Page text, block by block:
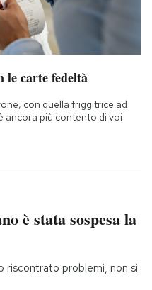
le carte fedeltà
con quella friggitrice ad
ancora più contento di voi
è stata sospesa la
riscontrato problemi, non si